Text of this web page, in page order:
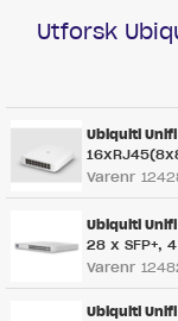
Utforsk
Ubiquiti
Varenr
Ubiquiti
28 x SFP+,
Varenr
Ubiquiti